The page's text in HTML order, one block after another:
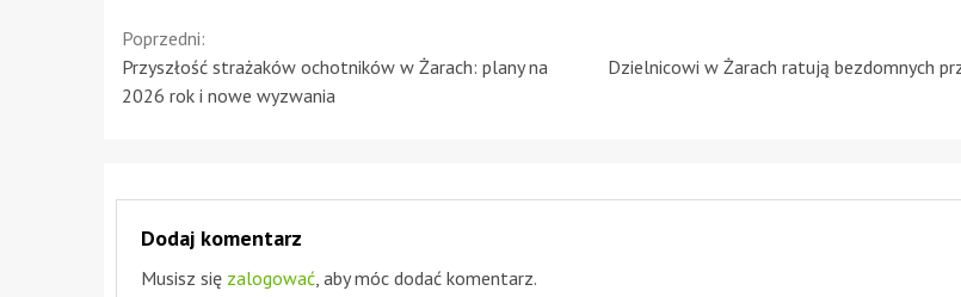
Continue
Reading
Poprzedni:
Przyszłość strażaków ochotników w Żarach: plany na
2026 rok i nowe wyzwania
Dzielnicowi w Żarach ratują bezdomnych
Dodaj komentarz
Musisz się zalogować , aby móc dodać komentarz.